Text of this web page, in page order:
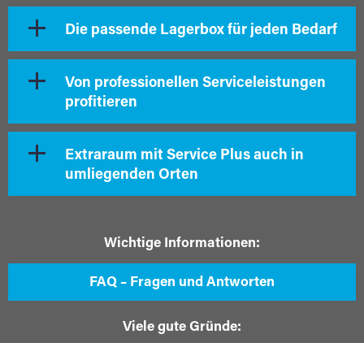
Die passende Lagerbox für jeden Bedarf
Von professionellen Serviceleistungen
profitieren
Extraraum mit Service Plus auch in
umliegenden Orten
Wichtige Informationen:
FAQ – Fragen und Antworten
Viele gute Gründe: